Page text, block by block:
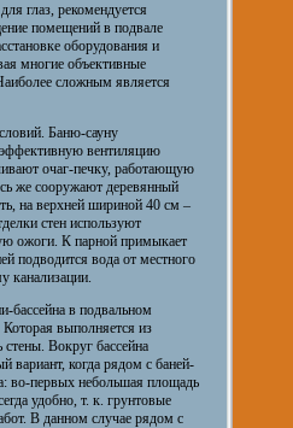
глаз, рекомендуется
помещений в подвале
оборудования и
многие объективные
сложным является
Баню-сауну
эффективную вентиляцию
очаг-печку, работающую
же сооружают деревянный
на верхней шириной 40 см –
стен используют
ожоги. К парной примыкает
подводится вода от местного
канализации.
бассейна в подвальном
выполняется из
Вокруг бассейна
вариант, когда рядом с баней-
во-первых небольшая площадь
удобно, т. к. грунтовые
В данном случае рядом с